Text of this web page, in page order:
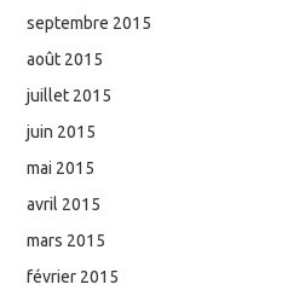
septembre 2015
août 2015
juillet 2015
juin 2015
mai 2015
avril 2015
mars 2015
février 2015